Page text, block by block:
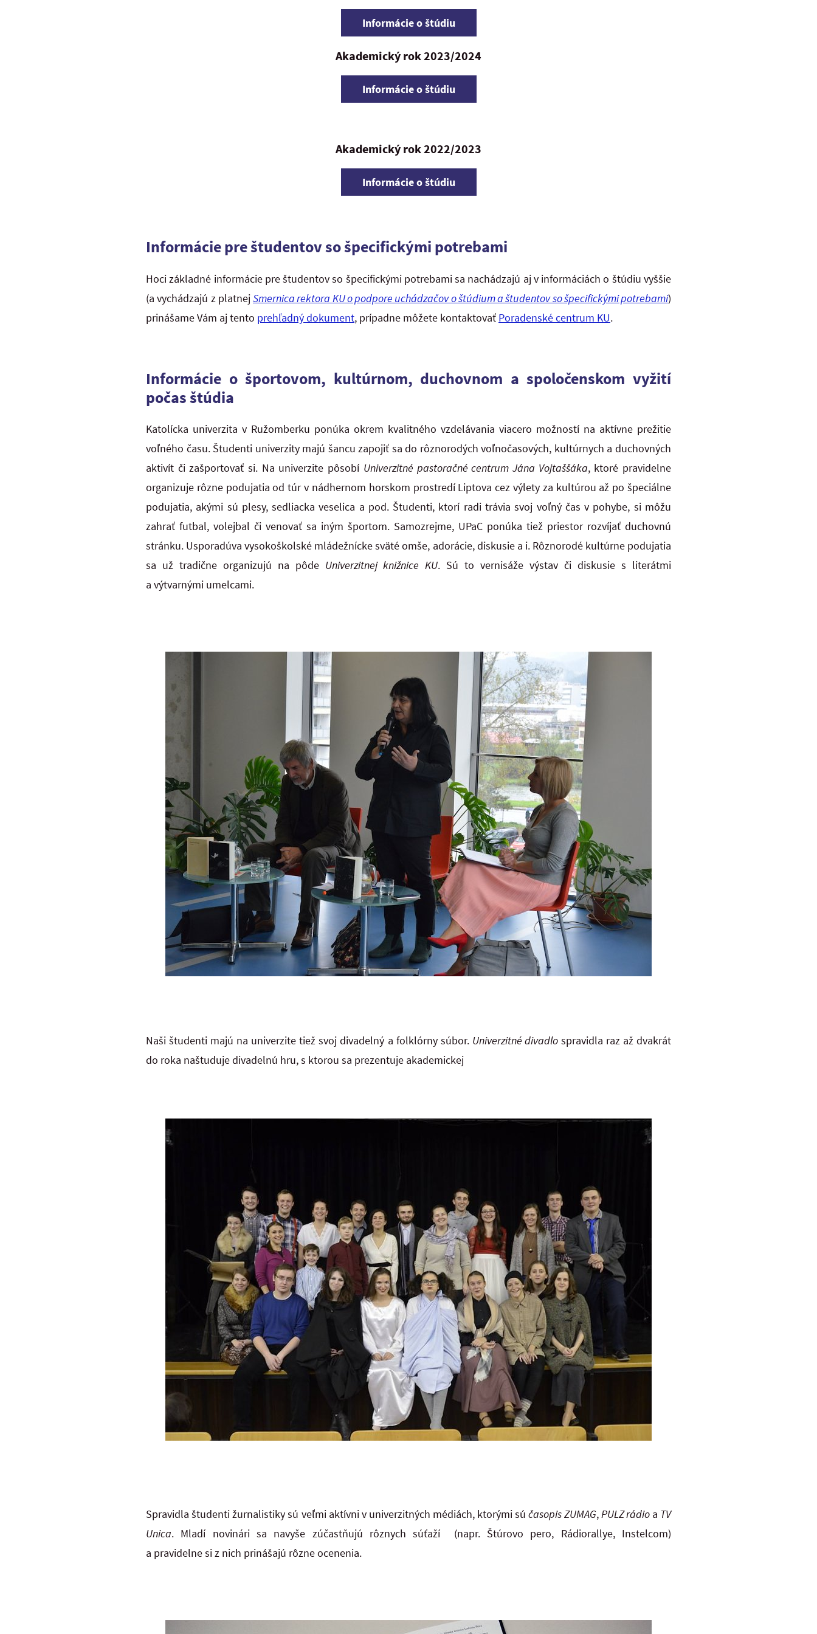
Informácie o štúdiu
Akademický rok 2023/2024
Informácie o štúdiu
Akademický rok 2022/2023
Informácie o štúdiu
Informácie pre študentov so špecifickými potrebami
Hoci základné informácie pre študentov so špecifickými potrebami sa nachádzajú aj v informáciách o štúdiu vyššie
(a vychádzajú z platnejSmernica rektora KU o podpore uchádzačov o štúdium a študentov so špecifickými potrebami)
prinášame Vám aj tento prehľadný dokument, prípadne môžete kontaktovať Poradenské centrum KU.
Informácie o športovom, kultúrnom, duchovnom a spoločenskom vyžití
počas štúdia
Katolícka univerzita v Ružomberku ponúka okrem kvalitného vzdelávania viacero možností na aktívne prežitie
voľného času. Študenti univerzity majú šancu zapojiť sa do rôznorodých voľnočasových, kultúrnych a duchovných
aktivít či zašportovať si. Na univerzite pôsobí Univerzitné pastoračné centrum Jána Vojtaššáka, ktoré pravidelne
organizuje rôzne podujatia od túr v nádhernom horskom prostredí Liptova cez výlety za kultúrou až po špeciálne
podujatia, akými sú plesy, sedliacka veselica a pod. Študenti, ktorí radi trávia svoj voľný čas v pohybe, si môžu
zahrať futbal, volejbal či venovať sa iným športom. Samozrejme, UPaC ponúka tiež priestor rozvíjať duchovnú
stránku. Usporadúva vysokoškolské mládežnícke sväté omše, adorácie, diskusie a i. Rôznorodé kultúrne podujatia
sa už tradične organizujú na pôde Univerzitnej knižnice KU. Sú to vernisáže výstav či diskusie s literátmi
a výtvarnými umelcami.
Naši študenti majú na univerzite tiež svoj divadelný a folklórny súbor. Univerzitné divadlospravidla raz až dvakrát
do roka naštuduje divadelnú hru, s ktorou sa prezentuje akademickej
Spravidla študenti žurnalistiky sú veľmi aktívni v univerzitných médiách, ktorými súčasopis ZUMAG,PULZ rádioa TV
Unica. Mladí novinári sa navyše zúčastňujú rôznych súťaží (napr. Štúrovo pero, Rádiorallye, Instelcom)
a pravidelne si z nich prinášajú rôzne ocenenia.